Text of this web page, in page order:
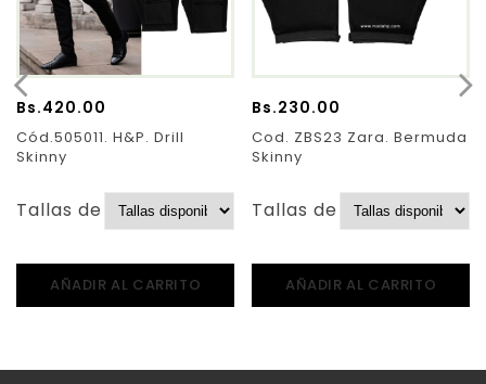
Bs.420.00
Cód.505011. H&P. Drill
Skinny
Tallas de Pantalones:
AÑADIR AL CARRITO
Bs.230.00
Cod. ZBS23 Zara. Bermuda
Skinny
Tallas de Pantalones:
AÑADIR AL CARRITO